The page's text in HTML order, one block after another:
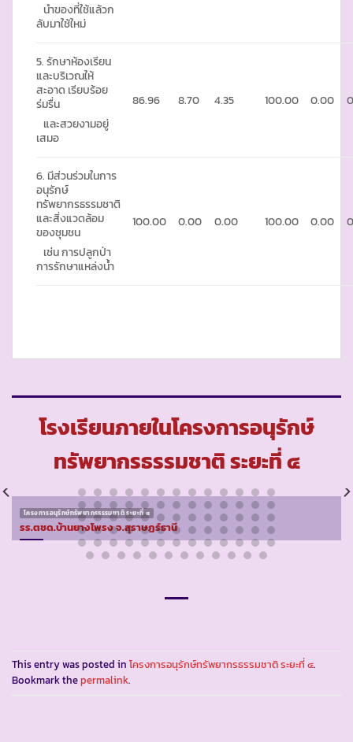
นำของที่ใช้แล้วก
ลับมาใช้ใหม่
5. รักษาห้องเรียน
และบริเวณให้
สะอาด เรียบร้อย
ร่มรื่น
และสวยงามอยู่
เสมอ
86.96 8.70 4.35 100.00 0.00
6. มีส่วนร่วมในการ
อนุรักษ์
ทรัพยากรธรรมชาติ
และสิ่งแวดล้อม
ของชุมชน
เช่น การปลูกป่า
การรักษาแหล่งน้ำ
100.00 0.00 0.00 100.00 0.00
โรงเรียนภายในโครงการอนุรักษ์
ทรัพยากรธรรมชาติ ระยะที่ ๔
โครงการอนุรักษ์ทรัพยากรธรรมชาติ ระยะที่ ๔
รร.ตชด.บ้านยางโพรง จ.สุราษฏร์ธานี
This entry was posted in โครงการอนุรักษ์ทรัพยากรธรรมชาติ ระยะที่ ๔.
Bookmark thepermalink.